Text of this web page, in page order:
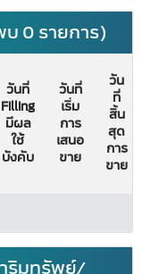
0 รายการ)
วันที่
Filling
มีผล
ใช้
บังคับ
วันที่
เริ่ม
การ
เสนอ
ขาย
วัน
ที่
สิ้น
สุด
การ
ขาย
ริมทรัพย์/